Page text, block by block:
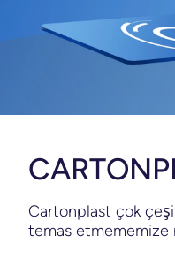
Cartonplast çok
temas etmememize